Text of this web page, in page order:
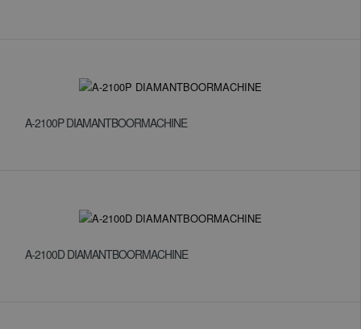
A-2100P DIAMANTBOORMACHINE
A-2100D DIAMANTBOORMACHINE